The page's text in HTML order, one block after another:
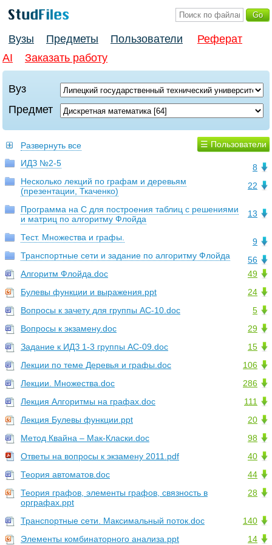
Вузы Предметы Пользователи
Реферат
AI
Заказать работу
Вуз
Предмет
☰ Пользователи
Развернуть все
8
ИДЗ №2-5
22
Несколько лекций по графам и деревьям
(презентации, Ткаченко)
13
Программа на С для построения таблиц с решениями
и матриц по алгоритму Флойда
9
Тест. Множества и графы.
56
Транспортные сети и задание по алгоритму Флойда
49
Алгоритм Флойда.doc
24
Булевы функции и выражения.ppt
5
Вопросы к зачету для группы АС-10.doc
29
Вопросы к экзамену.doc
15
Задание к ИДЗ 1-3 группы АС-09.doc
106
Лекции по теме Деревья и графы.doc
286
Лекции. Множества.doc
111
Лекция Алгоритмы на графах.doc
20
Лекция Булевы функции.ppt
98
Метод Квайна – Мак-Класки.doc
40
Ответы на вопросы к экзамену 2011.pdf
44
Теория автоматов.doc
28
Теория графов, элементы графов, связность в
орграфах.ppt
140
Транспортные сети. Максимальный поток.doc
14
Элементы комбинаторного анализа.ppt